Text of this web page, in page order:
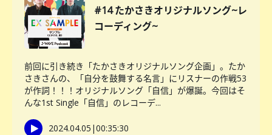
#14 たかさきオリジナルソング~レ
コーディング~
前回に引き続き「たかさきオリジナルソング企画」。たか
さきさんの、「自分を鼓舞する名言」にリスナーの作戦53
が作詞！！！オリジナルソング「自信」が爆誕。今回はそ
んな1st Single「自信」のレコーデ...
2024.04.05 |00:35:30